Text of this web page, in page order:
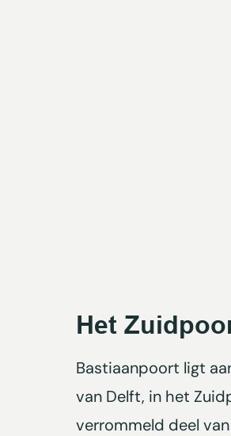
Het
Bastiaanpoort ligt
van Delft, in het
verrommeld deel